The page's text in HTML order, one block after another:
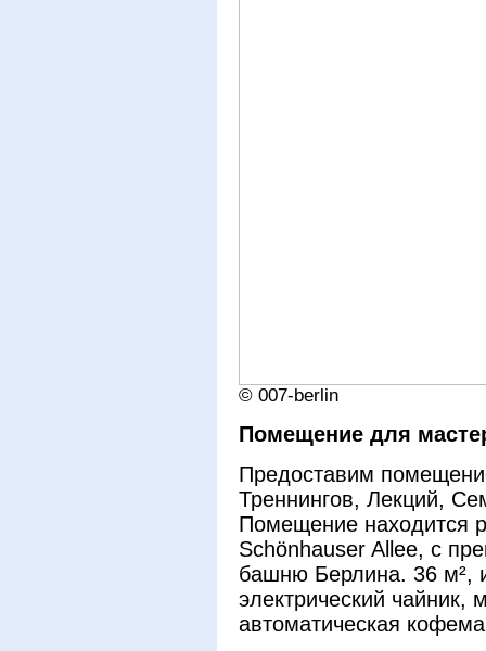
© 007-berlin
Помещение для
Предоставим
Треннингов, Лекций,
Помещение находится
Schönhauser Allee, с
башню Берлина. 36 м²,
электрический чайник,
автоматическая